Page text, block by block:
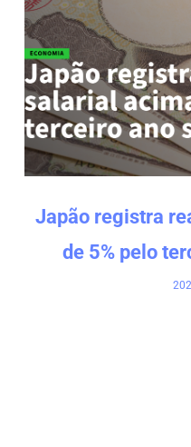
Japão registra
de 5% pelo